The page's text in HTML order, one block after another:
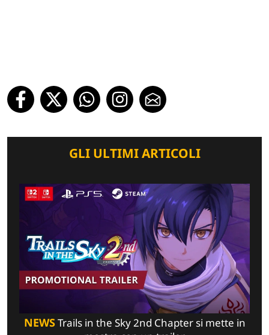
GLI ULTIMI ARTICOLI
NEWSTrails in the Sky 2nd Chapter si mette in